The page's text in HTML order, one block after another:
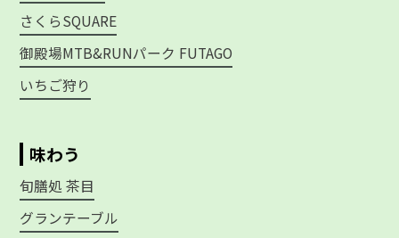
さくらSQUARE
御殿場MTB&RUNパーク FUTAGO
いちご狩り
味わう
旬膳処 茶目
グランテーブル